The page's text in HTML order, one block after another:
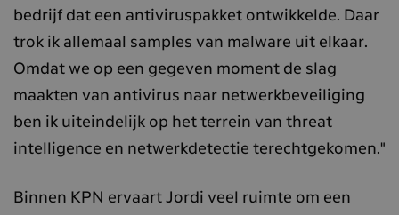
bedrijf dat een antiviruspakket ontwikkelde. Daar
trok ik allemaal samples van malware uit elkaar.
Omdat we op een gegeven moment de slag
maakten van antivirus naar netwerkbeveiliging
ben ik uiteindelijk op het terrein van threat
intelligence en netwerkdetectie terechtgekomen."
Binnen KPN ervaart Jordi veel ruimte om een